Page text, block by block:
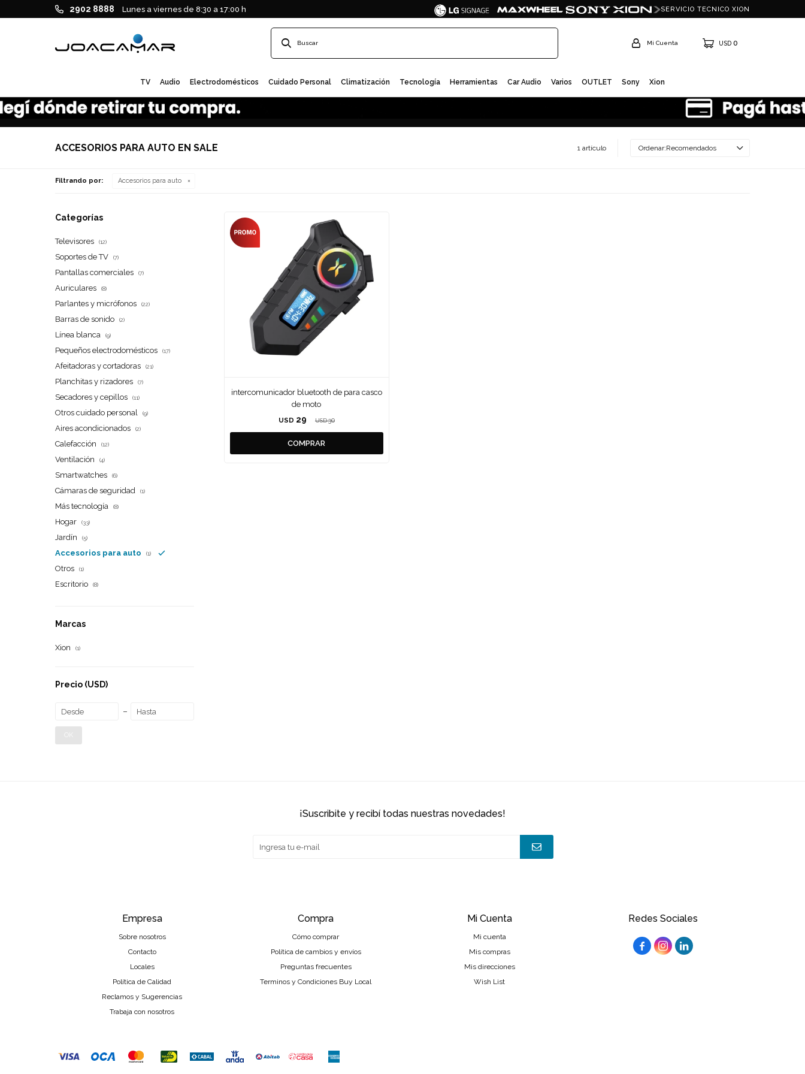
TV Audio Electrodomésticos Cuidado Personal Climatización Tecnología Herramientas Car Audio Varios OUTLET Sony Xion
USD 0
2902 8888 Lunes a viernes de 8:30 a 17:00 h SERVICIO TECNICO XION
ACCESORIOS PARA AUTO EN SALE 1 artículo Recomendados
Filtrando por: Accesorios para auto
intercomunicador bluetooth de para casco
de moto
USD 29 USD 30
Categorías
Televisores (12)
Soportes de TV (7)
Pantallas comerciales (7)
Auriculares (8)
Parlantes y micrófonos (22)
Barras de sonido (2)
Línea blanca (9)
Pequeños electrodomésticos (17)
Afeitadoras y cortadoras (21)
Planchitas y rizadores (7)
Secadores y cepillos (11)
Otros cuidado personal (9)
Aires acondicionados (2)
Calefacción (12)
Ventilación (4)
Smartwatches (6)
Cámaras de seguridad (1)
Más tecnología (8)
Hogar (33)
Jardín (5)
Accesorios para auto (1)
Otros (1)
Escritorio (8)
Marcas
Xion (1)
Precio (USD)
Redes Sociales
  
Empresa
Sobre nosotros
Contacto
Locales
Política de Calidad
Reclamos y Sugerencias
Trabaja con nosotros
Compra
Cómo comprar
Política de cambios y envíos
Preguntas frecuentes
Terminos y Condiciones Buy Local
Mi Cuenta
Mi cuenta
Mis compras
Mis direcciones
Wish List
¡suscribite y recibí todas nuestras novedades!